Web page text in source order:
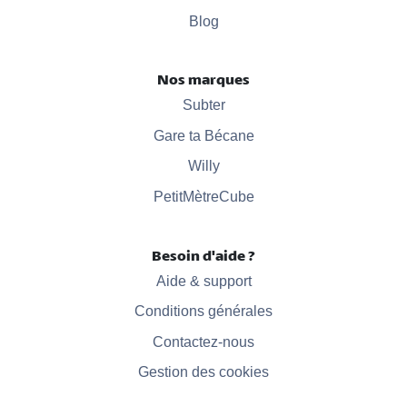
Blog
Nos marques
Subter
Gare ta Bécane
Willy
PetitMètreCube
Besoin d'aide ?
Aide & support
Conditions générales
Contactez-nous
Gestion des cookies